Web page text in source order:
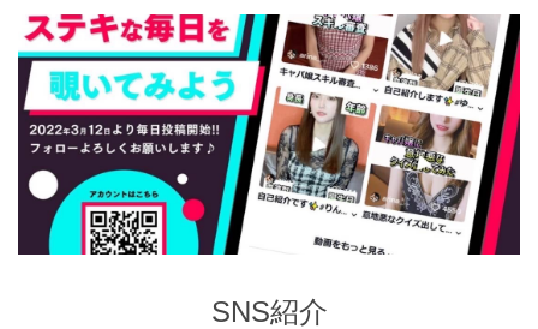
SNS紹介
SNS紹介